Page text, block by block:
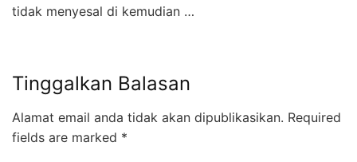
tidak menyesal di kemudian …
Tinggalkan Balasan
Alamat email anda tidak akan dipublikasikan. Required
fields are marked *